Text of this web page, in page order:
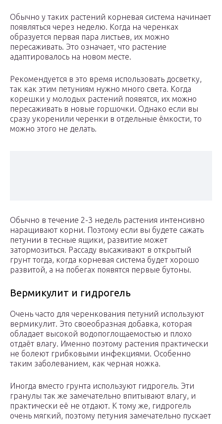
Обычно у таких растений корневая система начинает
появляться через неделю. Когда на черенках
образуется первая пара листьев, их можно
пересаживать. Это означает, что растение
адаптировалось на новом месте.
Рекомендуется в это время использовать досветку,
так как этим петуниям нужно много света. Когда
корешки у молодых растений появятся, их можно
пересаживать в новые горшочки. Однако если вы
сразу укоренили черенки в отдельные ёмкости, то
можно этого не делать.
Обычно в течение 2-3 недель растения интенсивно
наращивают корни. Поэтому если вы будете сажать
петунии в тесные ящики, развитие может
затормозиться. Рассаду высаживают в открытый
грунт тогда, когда корневая система будет хорошо
развитой, а на побегах появятся первые бутоны.
Вермикулит и гидрогель
Очень часто для черенкования петуний используют
вермикулит. Это своеобразная добавка, которая
обладает высокой водопоглощаемостью и плохо
отдаёт влагу. Именно поэтому растения практически
не болеют грибковыми инфекциями. Особенно
таким заболеванием, как черная ножка.
Иногда вместо грунта используют гидрогель. Эти
гранулы так же замечательно впитывают влагу, и
практически её не отдают. К тому же, гидрогель
очень мягкий, поэтому петуния замечательно пускает